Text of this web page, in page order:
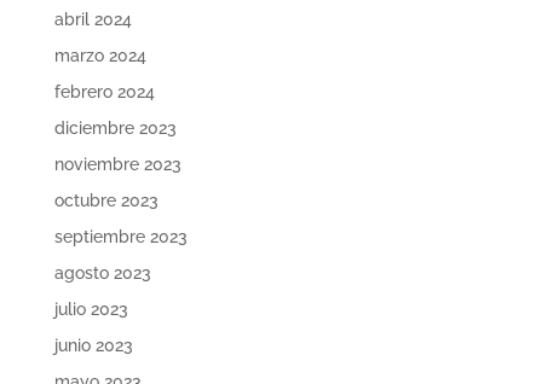
abril 2024
marzo 2024
febrero 2024
diciembre 2023
noviembre 2023
octubre 2023
septiembre 2023
agosto 2023
julio 2023
junio 2023